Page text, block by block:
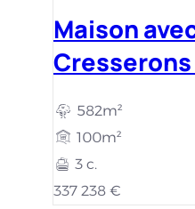
Maison
582m²
100m²
3 c.
337 238 €